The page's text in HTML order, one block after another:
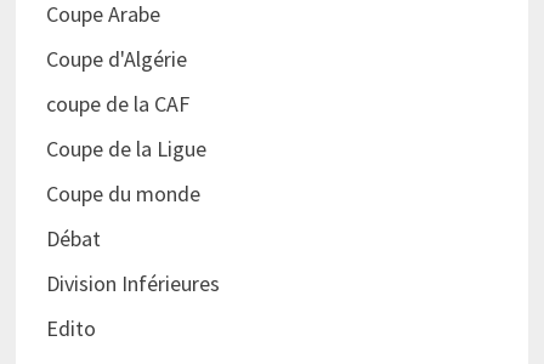
Coupe Arabe
Coupe d'Algérie
coupe de la CAF
Coupe de la Ligue
Coupe du monde
Débat
Division Inférieures
Edito